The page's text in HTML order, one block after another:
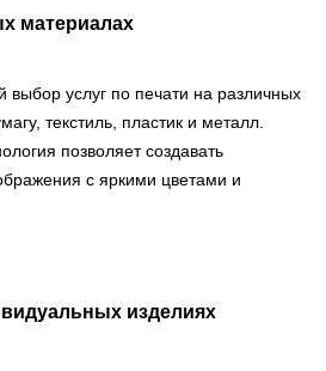
материалах
услуг по печати на различных
текстиль, пластик и металл.
позволяет создавать
с яркими цветами и
изделиях